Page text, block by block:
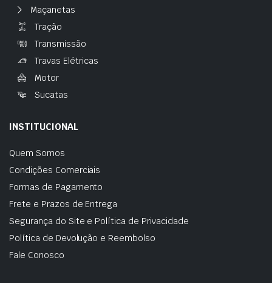
Maçanetas
Tração
Transmissão
Travas Elétricas
Motor
Sucatas
INSTITUCIONAL
Quem Somos
Condições Comerciais
Formas de Pagamento
Frete e Prazos de Entrega
Segurança do Site e Política de Privacidade
Política de Devolução e Reembolso
Fale Conosco